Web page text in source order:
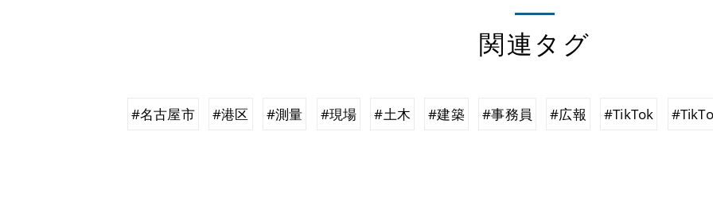
関連タグ
#名古屋市 #港区 #測量 #現場 #土木 #建築 #事務員 #広報 #TikTok